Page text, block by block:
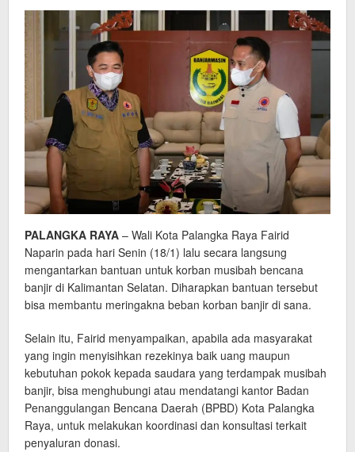
PALANGKA RAYA – Wali Kota Palangka Raya Fairid
Naparin pada hari Senin (18/1) lalu secara langsung
mengantarkan bantuan untuk korban musibah bencana
banjir di Kalimantan Selatan. Diharapkan bantuan tersebut
bisa membantu meringakna beban korban banjir di sana.
Selain itu, Fairid menyampaikan, apabila ada masyarakat
yang ingin menyisihkan rezekinya baik uang maupun
kebutuhan pokok kepada saudara yang terdampak musibah
banjir, bisa menghubungi atau mendatangi kantor Badan
Penanggulangan Bencana Daerah (BPBD) Kota Palangka
Raya, untuk melakukan koordinasi dan konsultasi terkait
penyaluran donasi.